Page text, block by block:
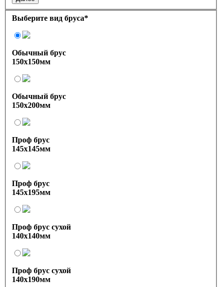
Выберите вид бруса*
Обычный брус
150х150мм
Обычный брус
150х200мм
Проф брус
145х145мм
Проф брус
145х195мм
Проф брус сухой
140х140мм
Проф брус сухой
140х190мм